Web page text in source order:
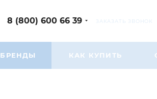
8 (800) 600 66 39 ЗАКАЗАТЬ ЗВОНОК
БРЕНДЫ КАК КУПИТЬ